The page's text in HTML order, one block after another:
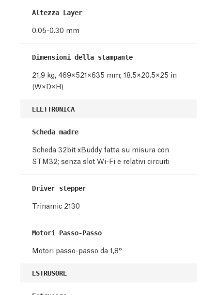
Altezza Layer
0.05-0.30 mm
Dimensioni della stampante
21,9 kg, 469×521×635 mm; 18.5×20.5×25 in
(W×D×H)
ELETTRONICA
Scheda madre
Scheda 32bit xBuddy fatta su misura con
STM32; senza slot Wi-Fi e relativi circuiti
Driver stepper
Trinamic 2130
Motori Passo-Passo
Motori passo-passo da 1,8°
ESTRUSORE